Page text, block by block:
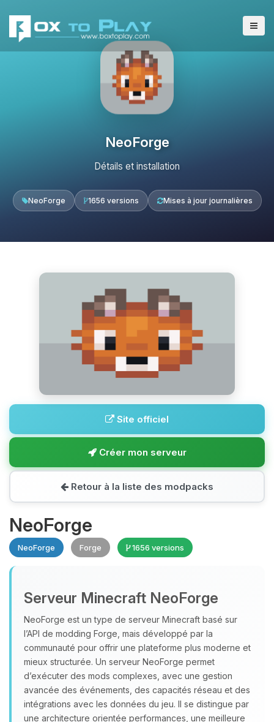
NeoForge
Détails et installation
NeoForge 1656 versions Mises à jour journalières
Site officiel
Créer mon serveur
Retour à la liste des modpacks
NeoForge
NeoForge Forge 1656 versions
Serveur Minecraft NeoForge
NeoForge est un type de serveur Minecraft basé sur
l’API de modding Forge, mais développé par la
communauté pour offrir une plateforme plus moderne et
mieux structurée. Un serveur NeoForge permet
d’exécuter des mods complexes, avec une gestion
avancée des événements, des capacités réseau et des
intégrations avec les données du jeu. Il se distingue par
une architecture orientée performances, une meilleure
Youpi, enfin quelqu’un pour me
parler ! Moi c’est Choupy, ton petit
assistant BoxToPlay. Dis-moi ce dont
tu as besoin et je vais remuer mes
petits circuits pour t’aider.